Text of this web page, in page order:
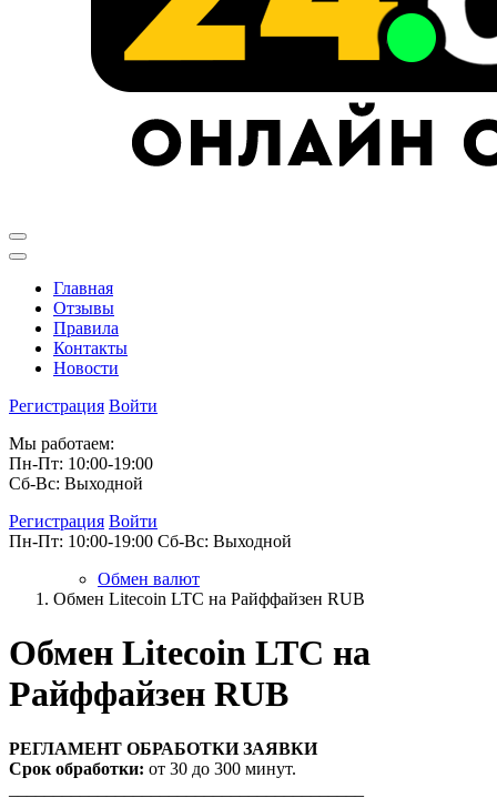
Главная
Отзывы
Правила
Контакты
Новости
Регистрация Войти
Мы работаем:
Пн-Пт: 10:00-19:00
Сб-Вс: Выходной
Регистрация Войти
Пн-Пт: 10:00-19:00 Сб-Вс: Выходной
Обмен валют
Обмен Litecoin LTC на Райффайзен RUB
Обмен Litecoin LTC на
Райффайзен RUB
РЕГЛАМЕНТ ОБРАБОТКИ ЗАЯВКИ
Срок обработки: от 30 до 300 минут.